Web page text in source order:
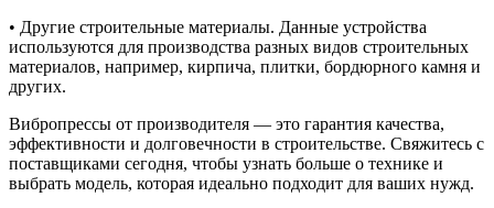
• Другие строительные материалы. Данные устройства
используются для производства разных видов строительных
материалов, например, кирпича, плитки, бордюрного камня и
других.
Вибропрессы от производителя — это гарантия качества,
эффективности и долговечности в строительстве. Свяжитесь с
поставщиками сегодня, чтобы узнать больше о технике и
выбрать модель, которая идеально подходит для ваших нужд.